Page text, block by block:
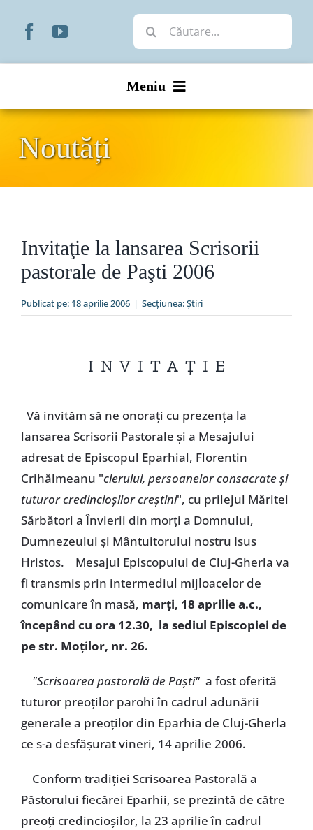
Cautare...
Meniu
Organizare
Liturgic
Noutăți
Invitaţie la lansarea Scrisorii
pastorale de Paşti 2006
Publicat pe: 18 aprilie 2006 | Secțiunea:Ştiri
I N V I T A Ţ I E
Vă invităm să ne onoraţi cu prezenţa la
lansarea Scrisorii Pastorale şi a Mesajului
adresat de Episcopul Eparhial, Florentin
Crihălmeanu "clerului, persoanelor consacrate şi
tuturor credincioşilor creştini", cu prilejul Măritei
Sărbători a Învierii din morţi a Domnului,
Dumnezeului şi Mântuitorului nostru Isus
Hristos. Mesajul Episcopului de Cluj-Gherla va
fi transmis prin intermediul mijloacelor de
comunicare în masă, marţi, 18 aprilie a.c.,
începând cu ora 12.30, la sediul Episcopiei de
pe str. Moţilor, nr. 26.
"Scrisoarea pastorală de Paşti"a fost oferită
tuturor preoţilor parohi în cadrul adunării
generale a preoţilor din Eparhia de Cluj-Gherla
ce s-a desfăşurat vineri, 14 aprilie 2006.
Conform tradiţiei Scrisoarea Pastorală a
Păstorului fiecărei Eparhii, se prezintă de către
preoţi credincioşilor, la 23 aprilie în cadrul